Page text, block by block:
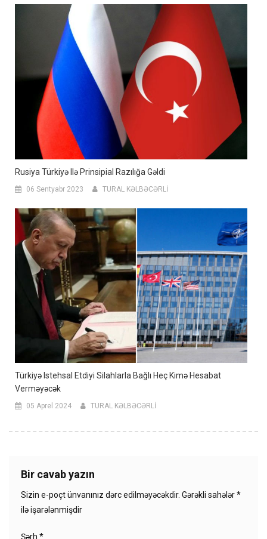
Rusiya Türkiyə Ilə Prinsipial Razılığa Gəldi
06 Sentyabr 2023 TURAL KƏLBƏCƏRLİ
Türkiyə Istehsal Etdiyi Silahlarla Bağlı Heç Kimə Hesabat
Verməyəcək
05 Aprel 2024 TURAL KƏLBƏCƏRLİ
Bir cavab yazın
Sizin e-poçt ünvanınız dərc edilməyəcəkdir. Gərəkli sahələr*
ilə işarələnmişdir
Şərh *